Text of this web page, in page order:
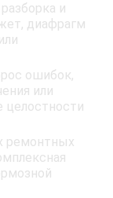
разборка и
диафрагм
ошибок,
или
целостности
ремонтных